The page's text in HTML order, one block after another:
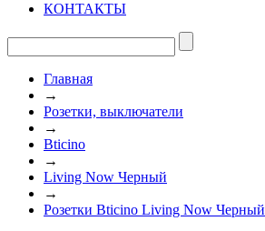
КОНТАКТЫ
Главная
→
Розетки, выключатели
→
Bticino
→
Living Now Черный
→
Розетки Bticino Living Now Черный